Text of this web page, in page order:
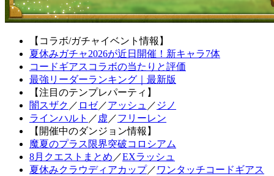
【コラボ/ガチャイベント情報】
夏休みガチャ2026が近日開催！新キャラ7体
コードギアスコラボの当たりと評価
最強リーダーランキング｜最新版
【注目のテンプレパーティ】
闇スザク ／ ロゼ／アッシュ ／ ジノ
ラインハルト ／ 虚 ／フリーレン
【開催中のダンジョン情報】
魔夏のプラス限界突破コロシアム
8月クエストまとめ ／EXラッシュ
夏休みクラウディアカップ／ ワンタッチコードギアス